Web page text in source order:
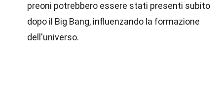
preoni potrebbero essere stati presenti subito
dopo il Big Bang, influenzando la formazione
dell'universo.